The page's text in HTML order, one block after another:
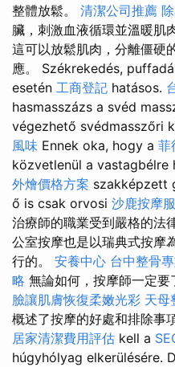
整體放鬆。 清潔公司推薦
臟，刺激血液循環並溫暖肌
這可以放鬆肌肉，分離僵硬
應。 Székrekedés,
esetén 工商登記 hatásos.
hasmasszázs a svéd
végezhető svédmasszőri
風味 Ennek oka, hogy a 菲
közvetlenül a vastagbélre
外燴價格方案 szakképzett
ő is csak orvosi 沙鹿按摩
治療師的職業受到嚴格的法
公室按摩也是以瑞典式按摩
行的。 安養中心 台中整骨
略 無論如何，按摩師一定要
臉讓肌膚恢復柔嫩光彩 天母
概述了按摩的好處和排除
居家清潔費用評估 kell a
húgyhólyag elkerülésére.